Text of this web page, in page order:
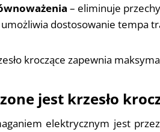
– eliminuje
dostosowanie tempa
kroczące zapewnia
jest krzesło
elektrycznym jest